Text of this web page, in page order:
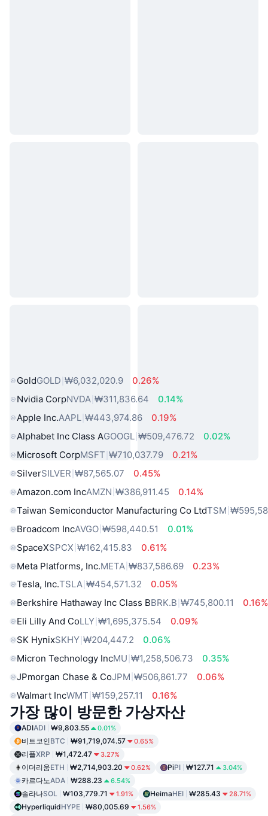
GoldGOLD ₩6,032,020.9
0.26%
Nvidia CorpNVDA ₩311,836.64
0.14%
Apple Inc.AAPL ₩443,974.86
0.19%
Alphabet Inc Class AGOOGL ₩509,476.72
0.02%
Microsoft CorpMSFT ₩710,037.79
0.21%
SilverSILVER ₩87,565.07
0.45%
Amazon.com IncAMZN ₩386,911.45
0.14%
Taiwan Semiconductor Manufacturing Co LtdTSM
Broadcom IncAVGO ₩598,440.51
0.01%
SpaceXSPCX ₩162,415.83
0.61%
Meta Platforms, Inc.META ₩837,586.69
0.23%
Tesla, Inc.TSLA ₩454,571.32
0.05%
Berkshire Hathaway Inc Class BBRK.B ₩745,800.11
0.16%
Eli Lilly And CoLLY ₩1,695,375.54
0.09%
SK HynixSKHY ₩204,447.2
0.06%
Micron Technology IncMU ₩1,258,506.73
0.35%
JPmorgan Chase & CoJPM ₩506,861.77
0.06%
Walmart IncWMT ₩159,257.11 0.16%
가장 많이 방문한 가상자산
ADIADI ₩9,803.55 0.01%
비트코인BTC ₩91,719,074.57 0.65%
리플XRP ₩1,472.47 3.27%
이더리움ETH ₩2,714,903.20 0.62% PiPI ₩127.71 3.04%
카르다노ADA ₩288.23 6.54%
솔라나SOL ₩103,779.71 1.91% HeimaHEI ₩285.43 28.71%
HyperliquidHYPE ₩80,005.69 1.56%